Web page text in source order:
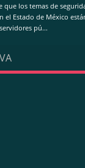
que los temas de
el Estado de México
pú...